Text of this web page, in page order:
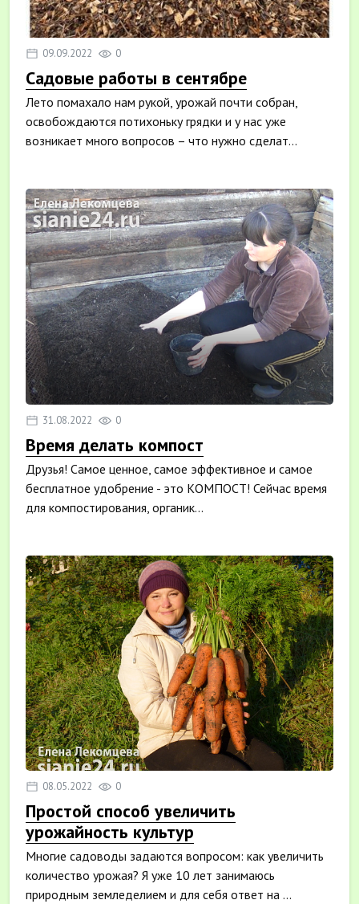
09.09.2022 0
Садовые работы в сентябре
Лето помахало нам рукой, урожай почти собран,
освобождаются потихоньку грядки и у нас уже
возникает много вопросов – что нужно сделат...
31.08.2022 0
Время делать компост
Друзья! Самое ценное, самое эффективное и самое
бесплатное удобрение - это КОМПОСТ! Сейчас время
для компостирования, органик...
08.05.2022 0
Простой способ увеличить
урожайность культур
Многие садоводы задаются вопросом: как увеличить
количество урожая? Я уже 10 лет занимаюсь
природным земледелием и для себя ответ на ...